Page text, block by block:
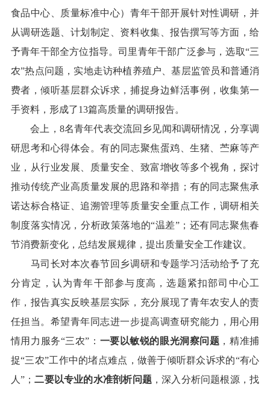
食品中心、质量标准中心） 青年干部开展针对性调研，并
从调研选题、计划制定、资料收集、报告撰写等方面，给
予青年干部全方位指导。司里青年干部广泛参与，选取“三
农”热点问题 ， 实地走访种植养殖户、基层监管员和普通消
费者，倾听基层群众诉求，捕捉身边鲜活事例，收集第一
手资料，形成了13篇高质量的调研报告。
会上， 8名青年代表交流回乡见闻和调研情况 ，分享调
研思考和心得体会 。有的 同志聚焦蛋鸡、生猪、苎麻等产
业，从行业发展、质量安全、致富增收等多个视角，探讨
推动传统产业高质量发展的思路和举措； 有的同志聚焦承
诺达标合格证、追溯管理等质量安全重点工作，调研相关
制度落实情况，分析政策落地的“温差”； 还有同志聚焦春
节消费新变化，总结发展规律，提出质量安全工作建议。
马司长对本次春节回乡调研和专题学习活动给予了充
分肯定，认为青年干部参与度高，选题紧扣部司中心工
作，报告真实反映基层实际，充分展现了青年农安人的责
任担当。希望青年同志进一步提高调查研究能力， 用心用
情用力服务“三农”： 一要以敏锐的眼光洞察问题 ， 精准捕
捉“三农”工作中的堵点难点， 做善于倾听群众诉求的“有心
人” ；二要以专业的水准剖析问题，深入分析问题根源，找